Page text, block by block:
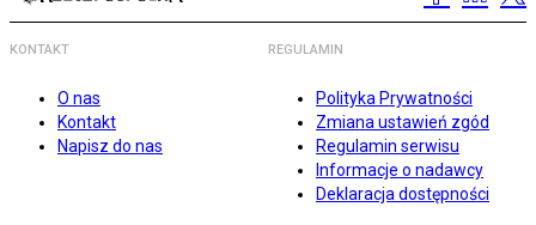
KONTAKT
O nas
Kontakt
Napisz do nas
REGULAMIN
Polityka Prywatności
Zmiana ustawień zgód
Regulamin serwisu
Informacje o nadawcy
Deklaracja dostępności